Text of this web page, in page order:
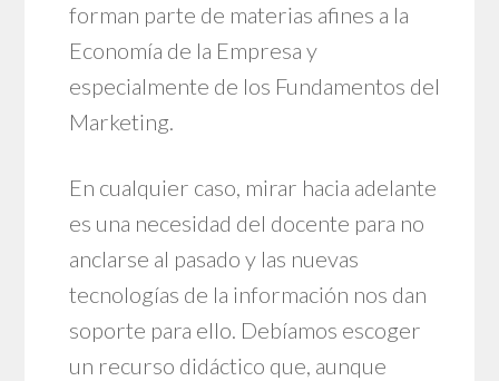
forman parte de materias afines a la
Economía de la Empresa y
especialmente de los Fundamentos del
Marketing.
En cualquier caso, mirar hacia adelante
es una necesidad del docente para no
anclarse al pasado y las nuevas
tecnologías de la información nos dan
soporte para ello. Debíamos escoger
un recurso didáctico que, aunque